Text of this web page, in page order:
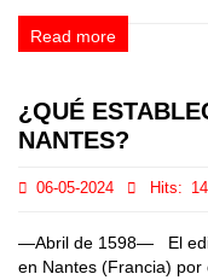
Read more
¿QUÉ
NANTES?
06-05-2024 Hits:
—Abril de 1598— El
en Nantes (Francia)